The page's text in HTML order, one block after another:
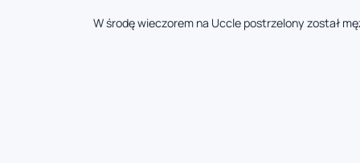
W środę wieczorem na Uccle postrzelony został